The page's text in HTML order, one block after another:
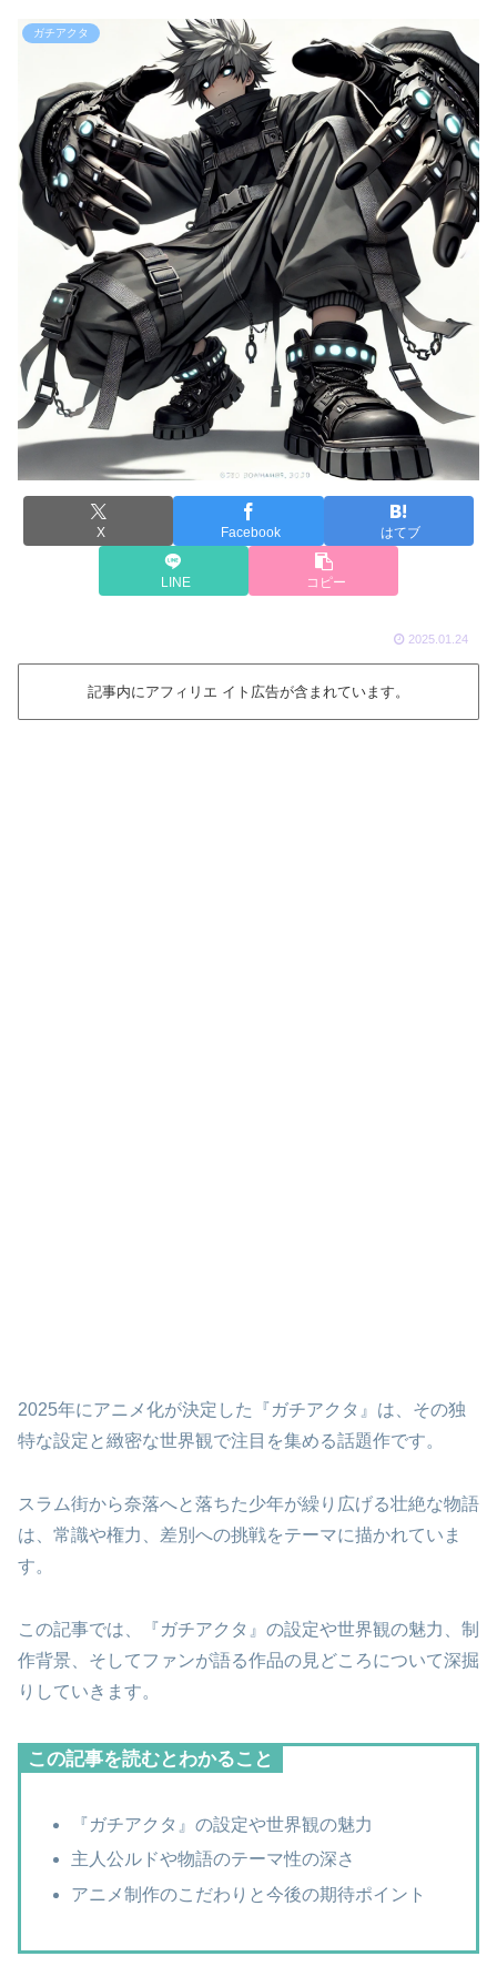
ガチアクタ
X Facebook はてブ
LINE コピー
2025.01.24
記事内にアフィリエ イト広告が含まれています。
2025年にアニメ化が決定した『ガチアクタ』は、その独
特な設定と緻密な世界観で注目を集める話題作です。
スラム街から奈落へと落ちた少年が繰り広げる壮絶な物語
は、常識や権力、差別への挑戦をテーマに描かれていま
す。
この記事では、『ガチアクタ』の設定や世界観の魅力、制
作背景、そしてファンが語る作品の見どころについて深掘
りしていきます。
この記事を読むとわかること
『ガチアクタ』の設定や世界観の魅力
主人公ルドや物語のテーマ性の深さ
アニメ制作のこだわりと今後の期待ポイント